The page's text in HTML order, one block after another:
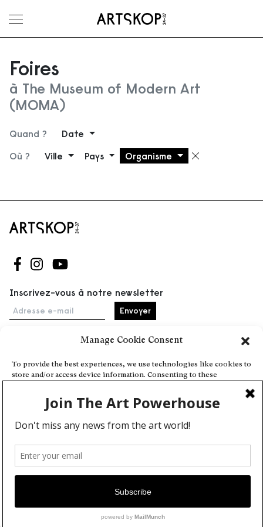
Manage Cookie Consent
To provide the best experiences, we use technologies like cookies to
store and/or access device information. Consenting to these
or unique IDs on this site. Not consenting or withdrawing consent,
may adversely affect certain features and functions.
Deny
View preferences
Cookie Policy
Ouvrir le menu
Foires
à The Museum of Modern Art
(MOMA)
Quand ?
Date
Où ?
Ville Pays Organisme
Suivez-nous sur Facebook
Suivez-nous sur Instagram
Suivez-nous sur Youtube
Inscrivez-vous à notre newsletter
Adresse e-mail
Accueil
Événements
À propos
Partenaires
Contact
Conditions générales
Confidentialité et cookies
Communiquer votre événement